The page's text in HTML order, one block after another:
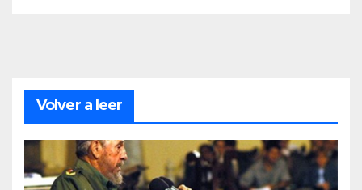
Volver a leer